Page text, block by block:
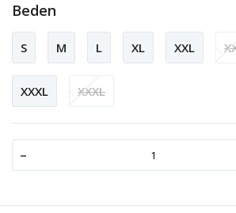
Beden
S M L XL XXL
XXXL XXXL
-